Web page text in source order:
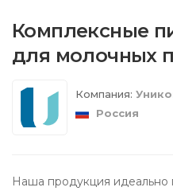
Комплексные
для молочных
Компания:
Россия
Наша продукция идеально